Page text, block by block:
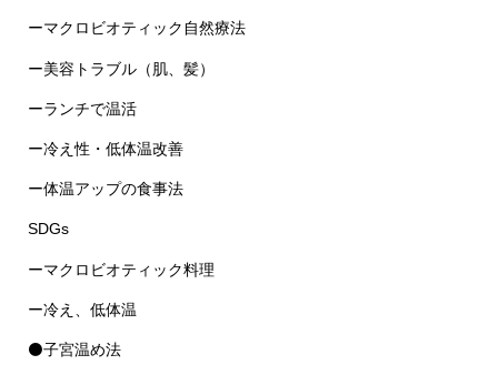
ーマクロビオティック自然療法
ー美容トラブル（肌、髪）
ーランチで温活
ー冷え性・低体温改善
ー体温アップの食事法
SDGs
ーマクロビオティック料理
ー冷え、低体温
⚫子宮温め法